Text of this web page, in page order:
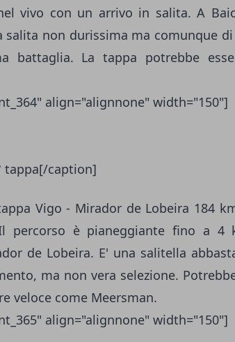
vivo con un arrivo in salita. A
salita non durissima ma comunque di
battaglia. La tappa potrebbe
align="alignnone" width="150"]
tappa[/caption]
Vigo - Mirador de Lobeira 184
percorso è pianeggiante fino a 4
de Lobeira. E' una salitella
ma non vera selezione.
veloce come Meersman.
align="alignnone" width="150"]